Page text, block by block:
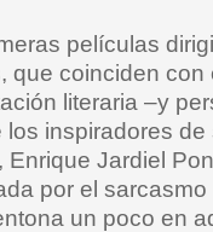
películas
que coinciden
literaria –y
inspiradores
Jardiel
por el
un poco en